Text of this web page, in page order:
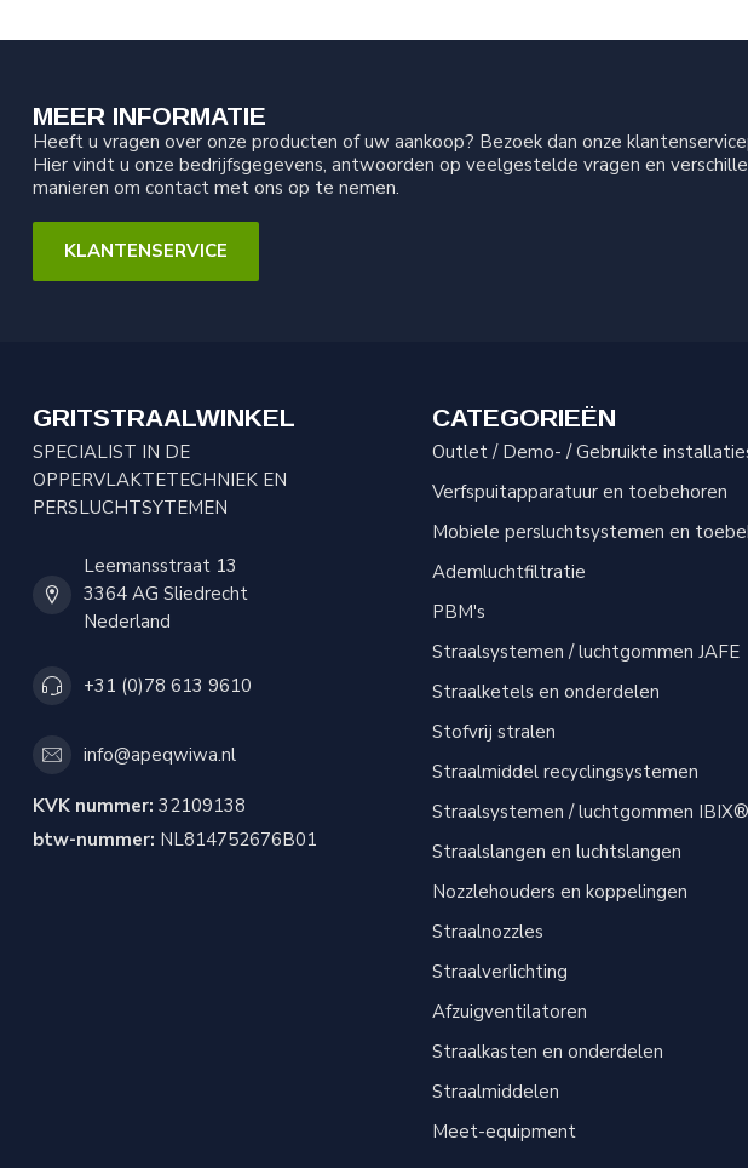
MEER INFORMATIE
Heeft u vragen over onze producten of uw aankoop? Bezoek dan onze
Hier vindt u onze bedrijfsgegevens, antwoorden op veelgestelde vragen en
manieren om contact met ons op te nemen.
KLANTENSERVICE
GRITSTRAALWINKEL
SPECIALIST IN DE
OPPERVLAKTETECHNIEK EN
PERSLUCHTSYTEMEN
Leemansstraat 13
3364 AG Sliedrecht
Nederland
+31 (0)78 613 9610
info@apeqwiwa.nl
KVK nummer: 32109138
btw-nummer: NL814752676B01
CATEGORIEËN
Outlet / Demo- / Gebruikte
Verfspuitapparatuur en toebehoren
Mobiele persluchtsystemen en
Ademluchtfiltratie
PBM's
Straalsystemen / luchtgommen JAFE
Straalketels en onderdelen
Stofvrij stralen
Straalmiddel recyclingsystemen
Straalsystemen / luchtgommen IBIX®
Straalslangen en luchtslangen
Nozzlehouders en koppelingen
Straalnozzles
Straalverlichting
Afzuigventilatoren
Straalkasten en onderdelen
Straalmiddelen
Meet-equipment